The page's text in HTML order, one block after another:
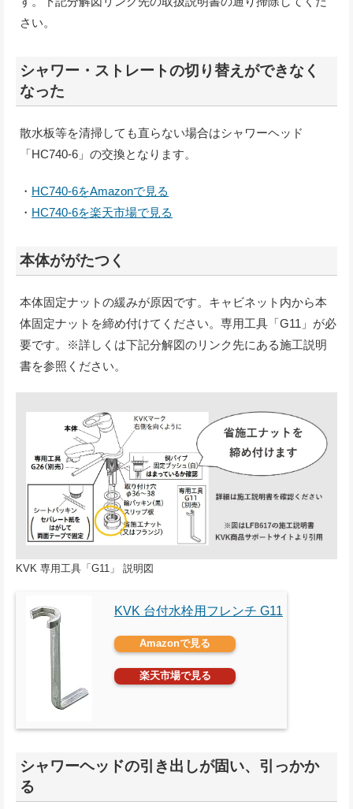
さい。
シャワー・ストレートの切り替えができなく
なった
散水板等を清掃しても直らない場合はシャワーヘッド
「HC740-6」の交換となります。
・ HC740-6をAmazonで見る
・ HC740-6を楽天市場で見る
本体ががたつく
本体固定ナットの緩みが原因です。キャビネット内から本
体固定ナットを締め付けてください。専用工具「G11」が必
要です。※詳しくは下記分解図のリンク先にある施工説明
書を参照ください。
KVK 専用工具「G11」 説明図
KVK 台付水栓用フレンチ G11
Amazonで見る
楽天市場で見る
シャワーヘッドの引き出しが固い、引っかか
る